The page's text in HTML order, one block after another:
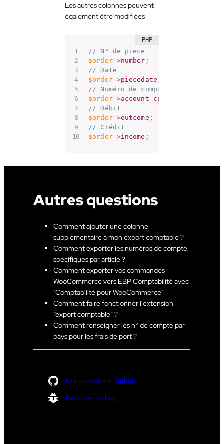
Autres questions
Comment ajouter une colonne
supplémentaire à mon export comptable ?
Comment exporter les numéros de compte
spécifiques par article ?
Comment exporter vos commandes
WooCommerce vers EBP Comptabilité avec
"Comptabilité pour WooCommerce"
Comment faire fonctionner l'extension
“export comptable” ?
Comment renseigner les n° de compte par
pays pour les frais de port ?
Nous suivre sur Github
Reporter un bug
Les autres colonnes peuvent
également être modifiées
// N° de piece
$order->number ;
// Date
$order->piecedate
// Numéro de compte
$order->account_cust
// Débit
$order->outcome ;
// Crédit
$order->income ;